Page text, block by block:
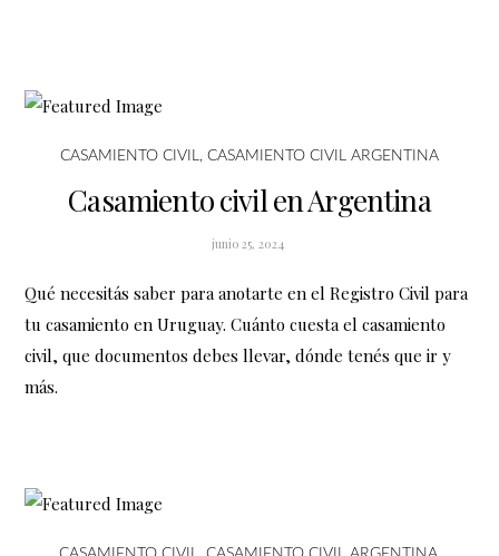
CASAMIENTO CIVIL, CASAMIENTO CIVIL ARGENTINA
Casamiento civil en Argentina
junio 25, 2024
Qué necesitás saber para anotarte en el Registro Civil para
tu casamiento en Uruguay. Cuánto cuesta el casamiento
civil, que documentos debes llevar, dónde tenés que ir y
más.